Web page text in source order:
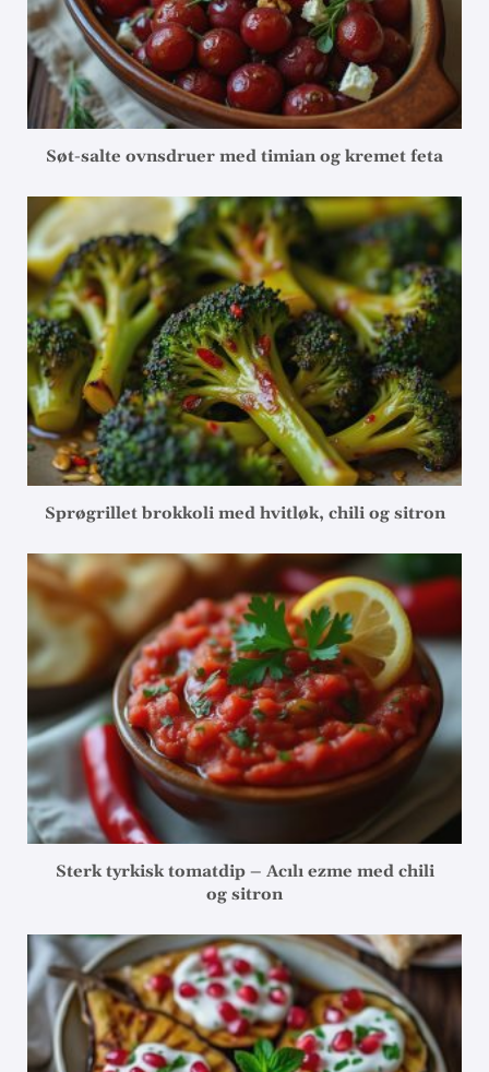
Søt-salte ovnsdruer med timian og kremet feta
Sprøgrillet brokkoli med hvitløk, chili og sitron
Sterk tyrkisk tomatdip – Acılı ezme med chili
og sitron